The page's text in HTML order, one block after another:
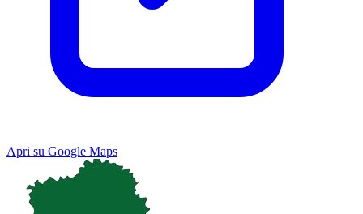
Apri su Google Maps
Map Satellite
Keyboard shortcuts